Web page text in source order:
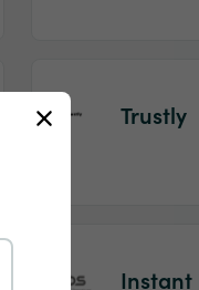
Trustly
Instant